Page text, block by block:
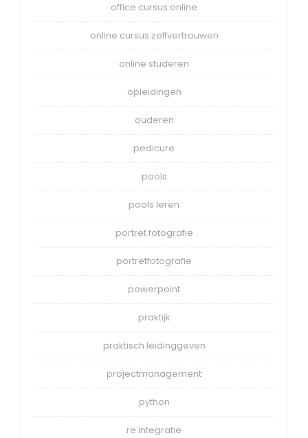
office cursus online
online cursus zelfvertrouwen
online studeren
opleidingen
ouderen
pedicure
pools
pools leren
portret fotografie
portretfotografie
powerpoint
praktijk
praktisch leidinggeven
projectmanagement
python
re integratie